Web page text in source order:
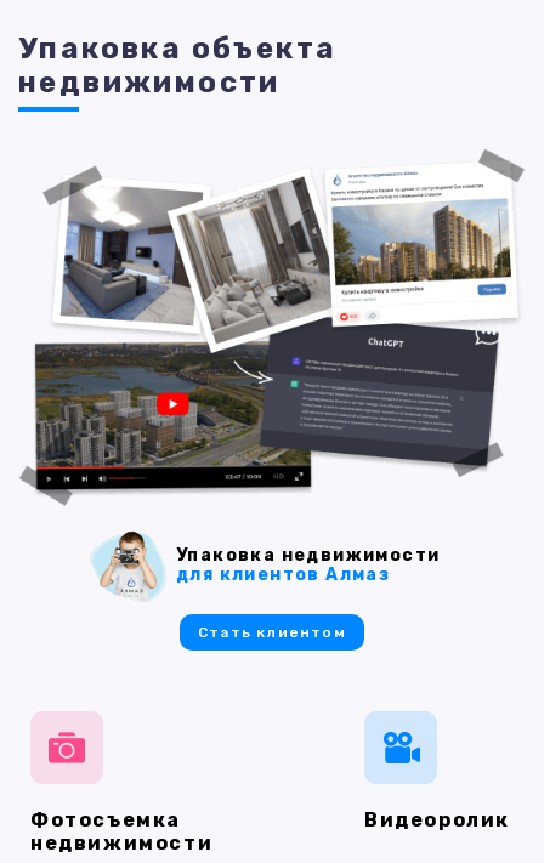
Упаковка объекта
недвижимости
Фотосъемка
недвижимости
Видеоролик
Упаковка недвижимости
для клиентов Алмаз
Стать клиентом